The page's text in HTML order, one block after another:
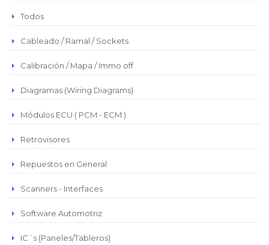
Euro
Real Brasilero
Todos
Cableado / Ramal / Sockets
Calibración / Mapa / Immo off
Diagramas (Wiring Diagrams)
Módulos ECU ( PCM - ECM )
Retrovisores
Repuestos en General
Scanners - Interfaces
Software Automotriz
IC´s (Paneles/Tableros)